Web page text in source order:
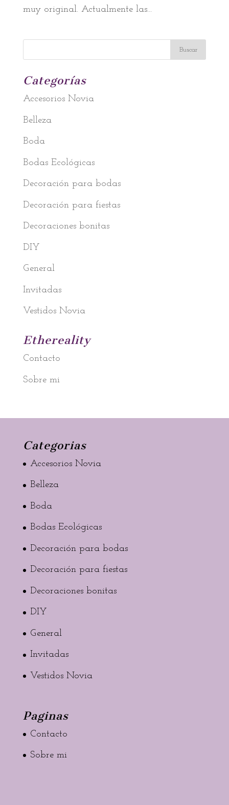
muy original. Actualmente las...
Categorías
Accesorios Novia
Belleza
Boda
Bodas Ecológicas
Decoración para bodas
Decoración para fiestas
Decoraciones bonitas
DIY
General
Invitadas
Vestidos Novia
Ethereality
Contacto
Sobre mi
Categorias
Accesorios Novia
Belleza
Boda
Bodas Ecológicas
Decoración para bodas
Decoración para fiestas
Decoraciones bonitas
DIY
General
Invitadas
Vestidos Novia
Paginas
Contacto
Sobre mi